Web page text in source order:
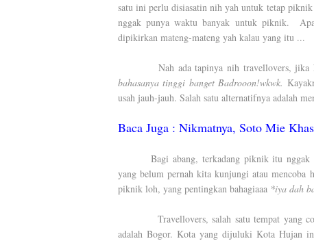
satu ini perlu disiasatin nih yah untuk tetap piknik
nggak punya waktu banyak untuk piknik.
dipikirkan mateng-mateng yah kalau yang itu ...
Nah ada tapinya nih travellovers, jika
bahasanya tinggi banget Badrooon!wkwk.
usah jauh-jauh. Salah satu alternatifnya adalah
Baca Juga : Nikmatnya, Soto Mie
Bagi abang, terkadang piknik itu
yang belum pernah kita kunjungi atau mencoba
piknik loh, yang pentingkan bahagiaaa *iya dah
Travellovers, salah satu tempat yang
adalah Bogor. Kota yang dijuluki Kota Hujan